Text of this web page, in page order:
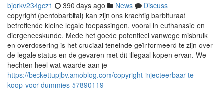
bjorkv234gcz1 390 days ago News
Discuss
copyright (pentobarbital) kan zijn ons krachtig barbituraat
betreffende kleine legale toepassingen, vooral in euthanasie en
diergeneeskunde. Mede het goede potentieel vanwege misbruik
en overdosering is het cruciaal teneinde geïnformeerd te zijn over
de legale status en de gevaren met dit illegaal kopen ervan. We
hechten heel wat waarde aan je
https://beckettupjbv.amoblog.com/copyright-injecteerbaar-te-
koop-voor-dummies-57890119